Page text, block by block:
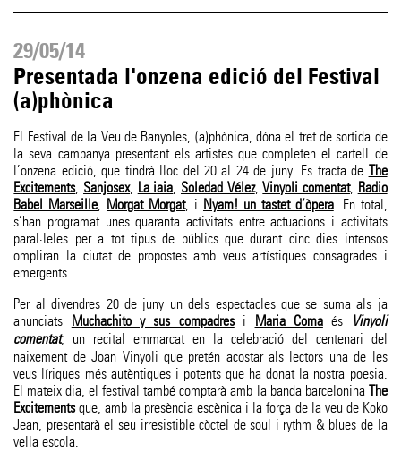
29/05/14
Presentada l'onzena edició del Festival
(a)phònica
El Festival de la Veu de Banyoles, (a)phònica, dóna el tret de sortida de
la seva campanya presentant els artistes que completen el cartell de
l’onzena edició, que tindrà lloc del 20 al 24 de juny. Es tracta de The
Excitements, Sanjosex, La iaia, Soledad Vélez,Vinyoli comentat, Radio
Babel Marseille, Morgat Morgat, i Nyam! un tastet d’òpera. En total,
s’han programat unes quaranta activitats entre actuacions i activitats
paral·leles per a tot tipus de públics que durant cinc dies intensos
ompliran la ciutat de propostes amb veus artístiques consagrades i
emergents.
Per al divendres 20 de juny un dels espectacles que se suma als ja
anunciats Muchachito y sus compadresi Maria Comaés
Vinyoli
comentat, un recital emmarcat en la celebració del centenari del
naixement de Joan Vinyoli que pretén acostar als lectors una de les
veus líriques més autèntiques i potents que ha donat la nostra poesia.
El mateix dia, el festival també comptarà amb la banda barcelonina The
Excitementsque, amb la presència escènica i la força de la veu de Koko
Jean, presentarà el seu irresistible còctel de soul i rythm & blues de la
vella escola.